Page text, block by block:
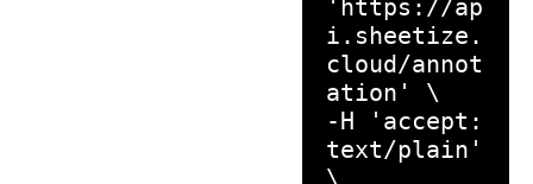
'https://ap
i.sheetize.
cloud/annot
ation' \
-H 'accept:
text/plain'